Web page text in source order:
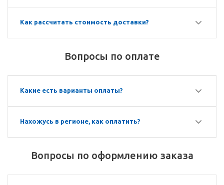
Как рассчитать стоимость доставки?
Вопросы по оплате
Какие есть варианты оплаты?
Нахожусь в регионе, как оплатить?
Вопросы по оформлению заказа